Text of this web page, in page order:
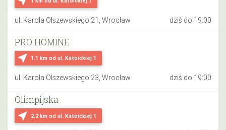
ul. Karola Olszewskiego 21, Wrocław dziś do 19:00
near_me 1.1 km od ul. Katoickiej 1
PRO HOMINE
ul. Karola Olszewskiego 23, Wrocław dziś do 19:00
near_me 2.2 km od ul. Katoickiej 1
Olimpijska